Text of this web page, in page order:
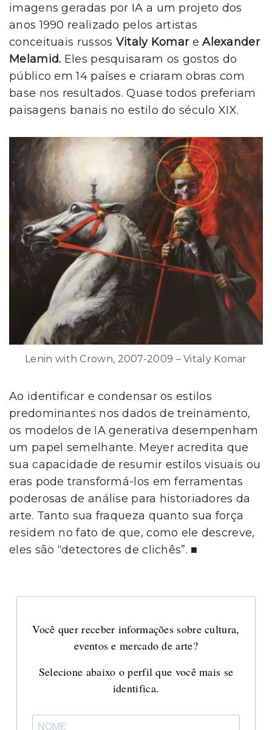
imagens geradas por IA a um projeto dos
anos 1990 realizado pelos artistas
conceituais russos Vitaly KomareAlexander
Melamid. Eles pesquisaram os gostos do
público em 14 países e criaram obras com
base nos resultados. Quase todos preferiam
paisagens banais no estilo do século XIX.
Lenin with Crown, 2007-2009 – Vitaly Komar
Ao identificar e condensar os estilos
predominantes nos dados de treinamento,
os modelos de IA generativa desempenham
um papel semelhante. Meyer acredita que
sua capacidade de resumir estilos visuais ou
eras pode transformá-los em ferramentas
poderosas de análise para historiadores da
arte. Tanto sua fraqueza quanto sua força
residem no fato de que, como ele descreve,
eles são “detectores de clichês”. ■
Você quer receber informações sobre cultura,
eventos e mercado de arte?
Selecione abaixo o perfil que você mais se
identifica.